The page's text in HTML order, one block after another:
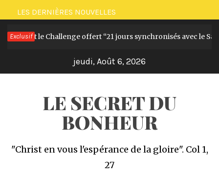
Passer
au
contenu
LES DERNIÈRES NOUVELLES
Exclusif
Le livre et le Challenge offert “21 jours synchronisés avec le
jeudi, Août 6, 2026
LE SECRET DU
BONHEUR
"Christ en vous l'espérance de la gloire". Col 1,
27